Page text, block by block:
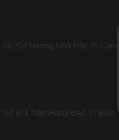
Số 204 Lương Nhữ Hộc, P. Cẩm
: Số 841 Trần Hưng Đạo, P. Bình